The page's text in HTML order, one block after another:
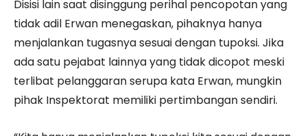
Disisi lain saat disinggung perihal pencopotan yang
tidak adil Erwan menegaskan, pihaknya hanya
menjalankan tugasnya sesuai dengan tupoksi. Jika
ada satu pejabat lainnya yang tidak dicopot meski
terlibat pelanggaran serupa kata Erwan, mungkin
pihak Inspektorat memiliki pertimbangan sendiri.